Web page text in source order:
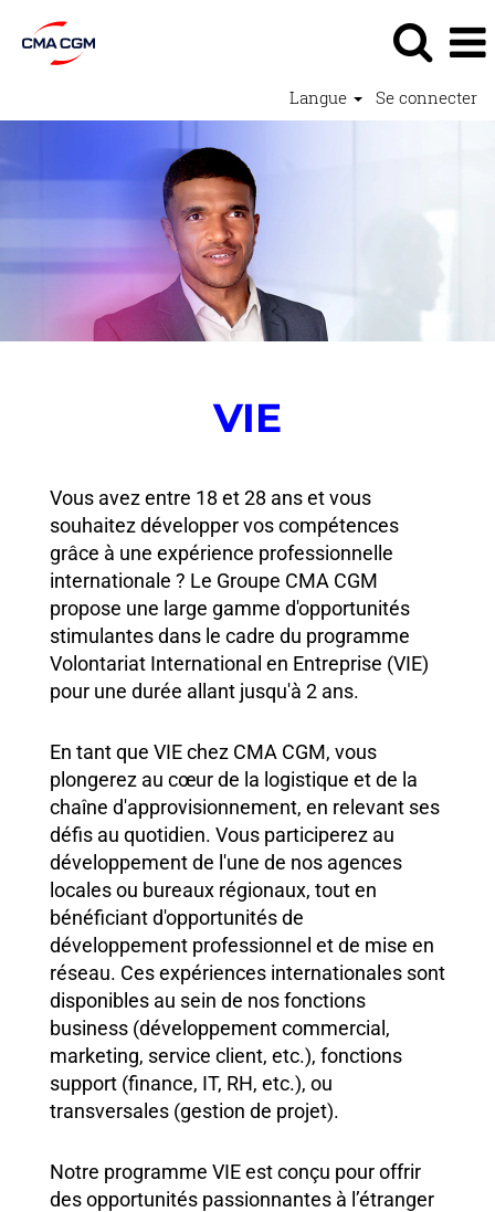
Langue Se connecter
Early
Careers
Reshape
VIE
Vous avez entre 18 et 28 ans et vous
souhaitez développer vos compétences
grâce à une expérience professionnelle
internationale ? Le Groupe CMA CGM
propose une large gamme d'opportunités
stimulantes dans le cadre du programme
Volontariat International en Entreprise (VIE)
pour une durée allant jusqu'à 2 ans.
En tant que VIE chez CMA CGM, vous
plongerez au cœur de la logistique et de la
chaîne d'approvisionnement, en relevant ses
défis au quotidien. Vous participerez au
développement de l'une de nos agences
locales ou bureaux régionaux, tout en
bénéficiant d'opportunités de
développement professionnel et de mise en
réseau. Ces expériences internationales sont
disponibles au sein de nos fonctions
business (développement commercial,
marketing, service client, etc.), fonctions
support (finance, IT, RH, etc.), ou
transversales (gestion de projet).
Notre programme VIE est conçu pour offrir
des opportunités passionnantes à l’étranger